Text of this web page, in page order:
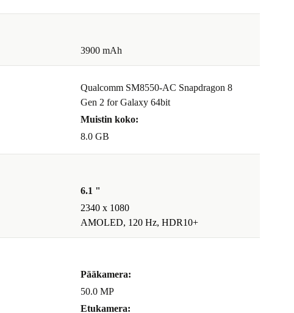
3900 mAh
Qualcomm SM8550-AC Snapdragon 8
Gen 2 for Galaxy 64bit
Muistin koko:
8.0 GB
6.1 "
2340 x 1080
AMOLED, 120 Hz, HDR10+
Pääkamera:
50.0 MP
Etukamera: